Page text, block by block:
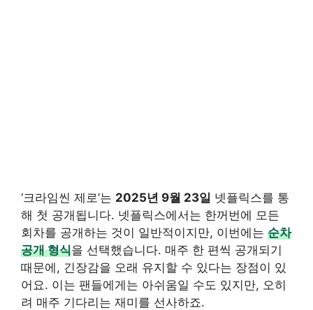
‘크라임씬 제로’는 2025년 9월 23일 넷플릭스를 통
해 첫 공개됩니다. 넷플릭스에서는 한꺼번에 모든
회차를 공개하는 것이 일반적이지만, 이번에는 순차
공개 형식을 선택했습니다. 매주 한 편씩 공개되기
때문에, 긴장감을 오래 유지할 수 있다는 장점이 있
어요. 이는 팬들에게는 아쉬움일 수도 있지만, 오히
려 매주 기다리는 재미를 선사하죠.